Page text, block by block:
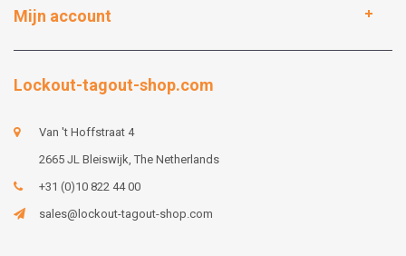
Mijn account
Lockout-tagout-shop.com
Van 't Hoffstraat 4
2665 JL Bleiswijk, The Netherlands
+31 (0)10 822 44 00
sales@lockout-tagout-shop.com